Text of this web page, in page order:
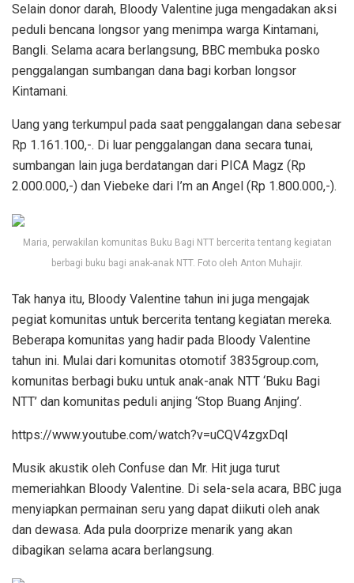
Selain donor darah, Bloody Valentine juga mengadakan aksi
peduli bencana longsor yang menimpa warga Kintamani,
Bangli. Selama acara berlangsung, BBC membuka posko
penggalangan sumbangan dana bagi korban longsor
Kintamani.
Uang yang terkumpul pada saat penggalangan dana sebesar
Rp 1.161.100,-. Di luar penggalangan dana secara tunai,
sumbangan lain juga berdatangan dari PICA Magz (Rp
2.000.000,-) dan Viebeke dari I’m an Angel (Rp 1.800.000,-).
Maria, perwakilan komunitas Buku Bagi NTT bercerita tentang kegiatan
berbagi buku bagi anak-anak NTT. Foto oleh Anton Muhajir.
Tak hanya itu, Bloody Valentine tahun ini juga mengajak
pegiat komunitas untuk bercerita tentang kegiatan mereka.
Beberapa komunitas yang hadir pada Bloody Valentine
tahun ini. Mulai dari komunitas otomotif 3835group.com,
komunitas berbagi buku untuk anak-anak NTT ‘Buku Bagi
NTT’ dan komunitas peduli anjing ‘Stop Buang Anjing’.
https://www.youtube.com/watch?v=uCQV4zgxDqI
Musik akustik oleh Confuse dan Mr. Hit juga turut
memeriahkan Bloody Valentine. Di sela-sela acara, BBC juga
menyiapkan permainan seru yang dapat diikuti oleh anak
dan dewasa. Ada pula doorprize menarik yang akan
dibagikan selama acara berlangsung.